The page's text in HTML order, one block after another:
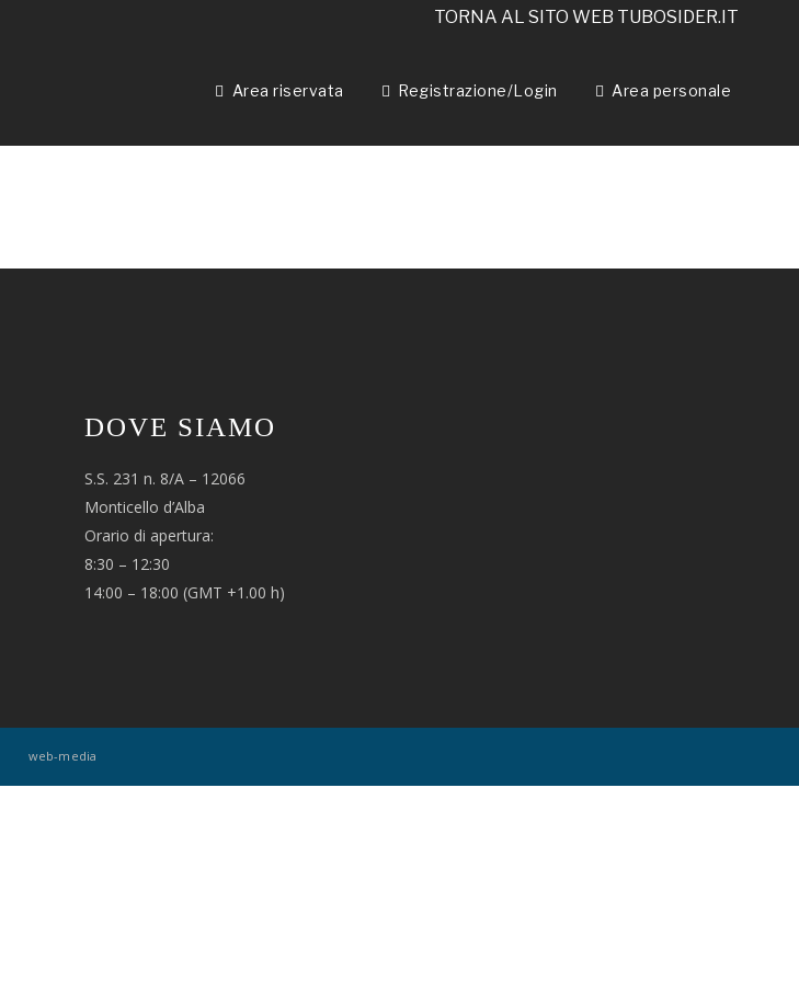
TORNA AL SITO WEB TUBOSIDER.IT
Area riservata Registrazione/Login Area personale
FILTRO
DOVE SIAMO
S.S. 231 n. 8/A – 12066
Monticello d’Alba
Orario di apertura:
8:30 – 12:30
14:00 – 18:00 (GMT +1.00 h)
web-media